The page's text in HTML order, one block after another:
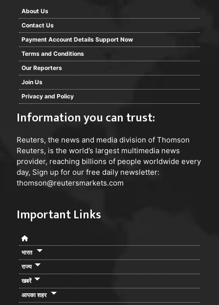
About Us
Contact Us
Payment Account Details Support Now
Terms and Conditions
Our Reporters
Join Us
Privacy and Policy
Information you can trust:
Reuters, the news and media division of Thomson
Reuters, is the world’s largest multimedia news
provider, reaching billions of people worldwide every
day, Sign up for our free daily newsletter:
thomson@reutersmarkets.com
Important Links
भारत
राज्य
खबरें
आपका शहर